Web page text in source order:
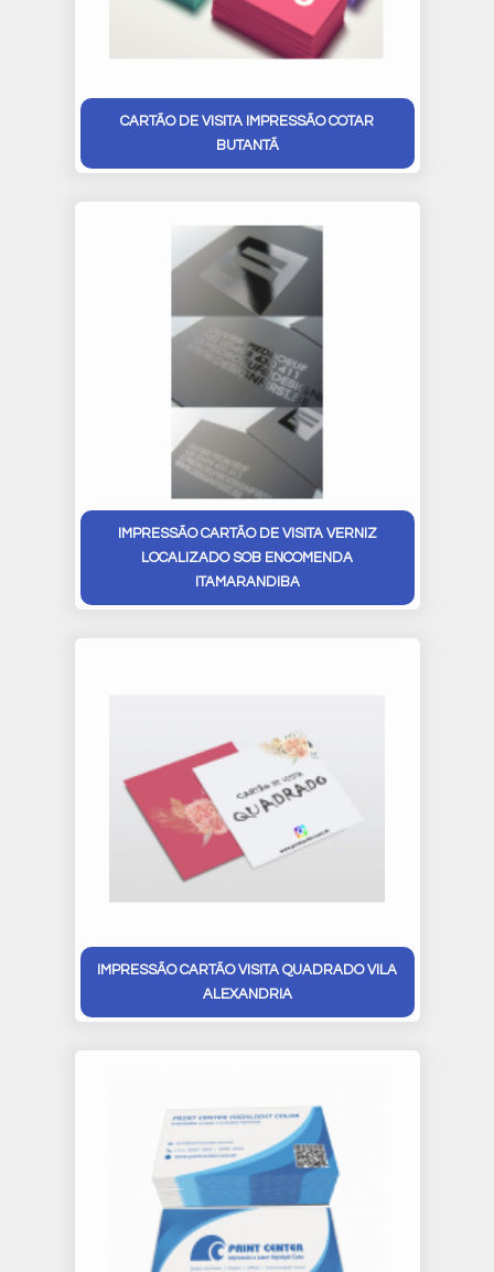
CARTÃO DE VISITA IMPRESSÃO COTAR
BUTANTÃ
IMPRESSÃO CARTÃO DE VISITA VERNIZ
LOCALIZADO SOB ENCOMENDA
ITAMARANDIBA
IMPRESSÃO CARTÃO VISITA QUADRADO VILA
ALEXANDRIA